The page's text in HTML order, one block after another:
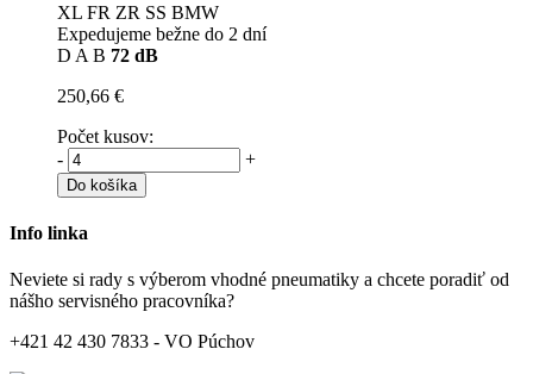
XL FR ZR SS BMW
Expedujeme bežne do 2 dní
D A B 72 dB
250,66 €
Počet kusov:
-
+
Do košíka
Info linka
Neviete si rady s výberom vhodné pneumatiky a chcete poradiť od
nášho servisného pracovníka?
+421 42 430 7833 - VO Púchov